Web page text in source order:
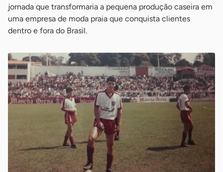
jornada que transformaria a pequena produção caseira em
uma empresa de moda praia que conquista clientes
dentro e fora do Brasil.